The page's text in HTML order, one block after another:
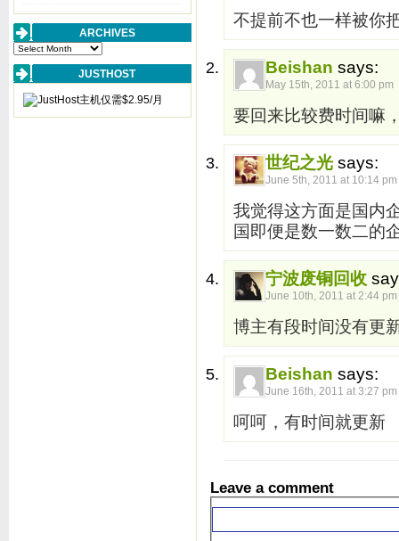
ARCHIVES
Archives
JUSTHOST
不提前不也一样被你
Beishan says:
May 15th, 2011 at 6:00 pm
要回来比较费时间嘛
世纪之光 says:
June 5th, 2011 at 10:14 pm
我觉得这方面是国内
国即便是数一数二的
宁波废铜回收
June 10th, 2011 at 2:44 pm
博主有段时间没有更
Beishan says:
June 16th, 2011 at 3:27 pm
呵呵，有时间就更新
Leave a comment